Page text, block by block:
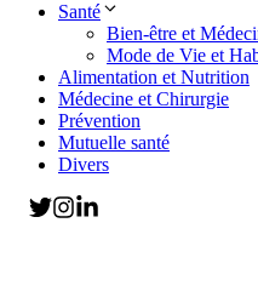
Santé
Bien-être et
Mode de Vie et
Alimentation et Nutrition
Médecine et Chirurgie
Prévention
Mutuelle santé
Divers